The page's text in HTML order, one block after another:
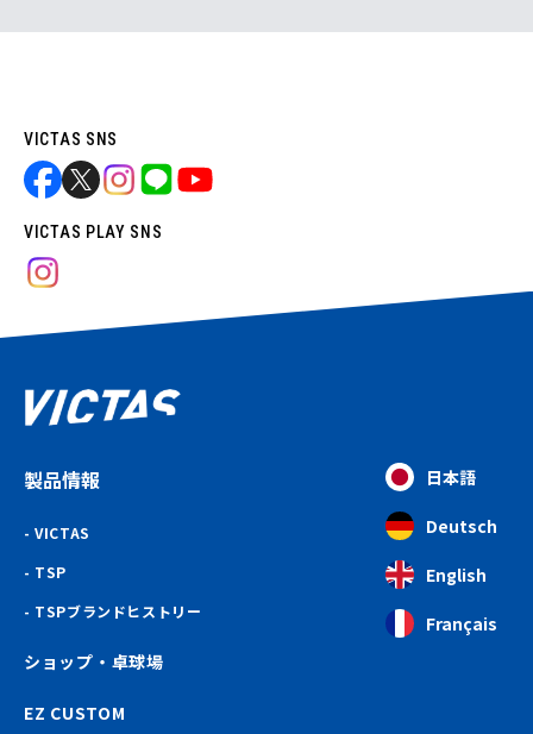
VICTAS SNS
VICTAS PLAY SNS
製品情報
VICTAS
TSP
TSPブランドヒストリー
ショップ・卓球場
EZ CUSTOM
日本語
Deutsch
English
Français